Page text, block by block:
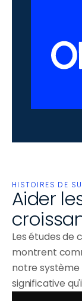
HISTOIRES DE
Aider
Les études de
montrent
notre
significative